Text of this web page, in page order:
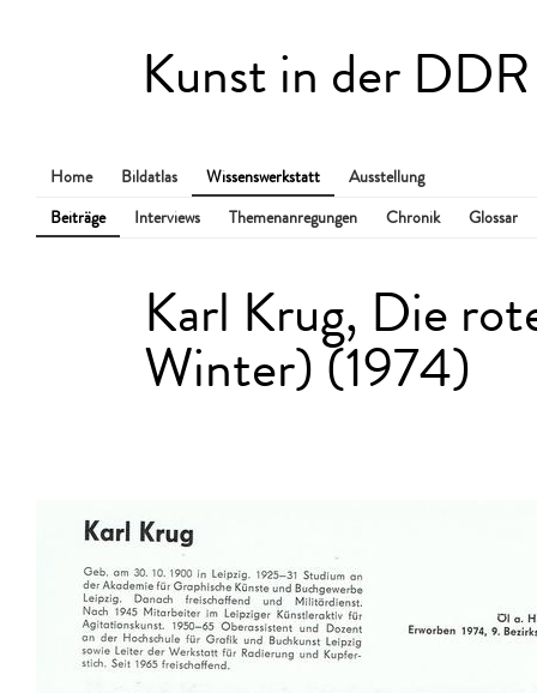
Kunst in der DDR
Home Bildatlas Wissenswerkstatt
Ausstellung
Beiträge
Interviews Themenanregungen Chronik Glossar
Karl Krug, Die
Winter) (1974)